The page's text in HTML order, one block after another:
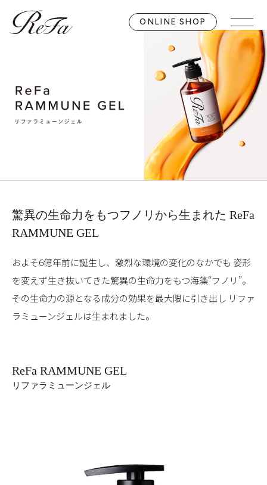
ONLINE SHOP
驚異の生命力をもつフノリから生まれた ReFa
RAMMUNE GEL
およそ6億年前に誕生し、激烈な環境の変化のなかでも 姿形
を変えず生き抜いてきた驚異の生命力をもつ海藻“フノリ”。
その生命力の源となる成分の効果を最大限に引き出し リファ
ラミューンジェルは生まれました。
ReFa RAMMUNE GEL
リファラミューンジェル